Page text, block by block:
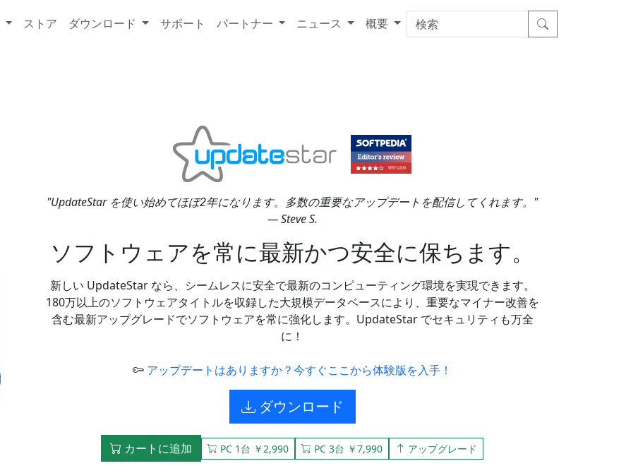
ストア ダウンロード サポート パートナー ニュース 概要
"UpdateStar を使い始めてほぼ2年になります。多数の重要なアップデートを配信してくれます。"
— Steve S.
ソフトウェアを常に最新かつ安全に保ちます。
新しい UpdateStar なら、シームレスに安全で最新のコンピューティング環境を実現できます。
180万以上のソフトウェアタイトルを収録した大規模データベースにより、重要なマイナー改善を
含む最新アップグレードでソフトウェアを常に強化します。UpdateStar でセキュリティも万全
に！
アップデートはありますか？今すぐここから体験版を入手！
ダウンロード
カートに追加 PC 1台 ￥2,990 PC 3台 ￥7,990 アップグレード